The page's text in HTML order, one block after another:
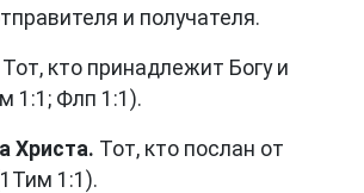
и получателя.
Тот, кто принадлежит Богу и
1:1 ; Флп 1:1 ).
Христа. Тот, кто послан от
1Тим 1:1 ).